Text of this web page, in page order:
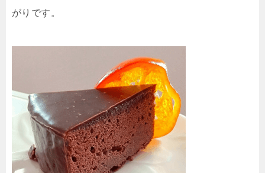
がりです。